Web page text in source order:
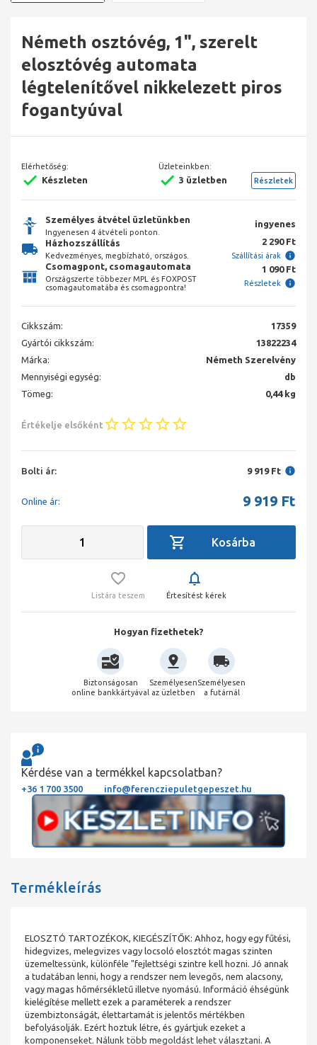
Németh osztóvég, 1", szerelt
elosztóvég automata
légtelenítővel nikkelezett piros
fogantyúval
Elérhetőség:
Készleten
Üzleteinkben:
3 üzletben Részletek
Személyes átvétel üzletünkben
Ingyenesen 4 átvételi ponton.
ingyenes
Házhozszállítás
Kedvezményes, megbízható, országos.
2 290 Ft
Szállítási árak
Csomagpont, csomagautomata
Országszerte többezer MPL és FOXPOST
csomagautomatába és csomagpontra!
1 090 Ft
Részletek
Cikkszám:
17359
Gyártói cikkszám:
13822234
Márka:
Németh Szerelvény
Mennyiségi egység:
db
Tömeg:
0,44 kg
Értékelje elsőként
Bolti ár: 9 919 Ft
Online ár: 9 919 Ft
Listára teszem Értesítést kérek
Hogyan fizethetek?
Biztonságosan
online bankkártyával
Személyesen
az üzletben
Személyesen
a futárnál
Kérdése van a termékkel kapcsolatban?
+36 1 700 3500 info@ferencziepuletgepeszet.hu
Termékleírás
ELOSZTÓ TARTOZÉKOK, KIEGÉSZÍTŐK: Ahhoz, hogy egy fűtési,
hidegvizes, melegvizes vagy locsoló elosztót magas szinten
üzemeltessünk, különféle "fejlettségi szintre kell hozni. Jó annak
a tudatában lenni, hogy a rendszer nem levegős, nem alacsony,
vagy magas hőmérsékletű illetve nyomású. Információ éhségünk
kielégítése mellett ezek a paraméterek a rendszer
üzembiztonságát, élettartamát is jelentős mértékben
befolyásolják. Ezért hoztuk létre, és gyártjuk ezeket a
komponenseket. Nálunk több megoldást lehet választani. A